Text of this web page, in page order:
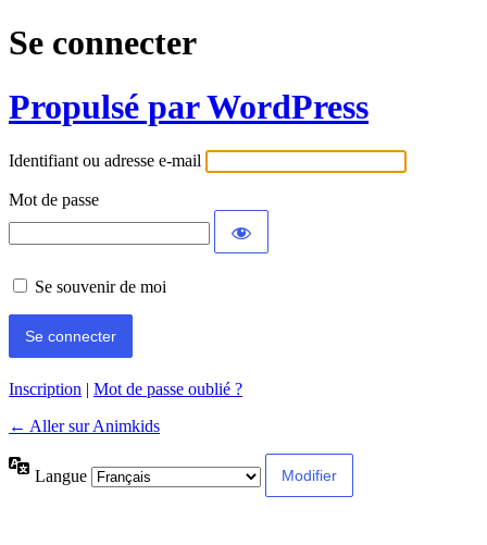
Se connecter
Propulsé par WordPress
Identifiant ou adresse e-mail
Mot de passe
Se souvenir de moi
Inscription | Mot de passe oublié ?
← Aller sur Animkids
Langue